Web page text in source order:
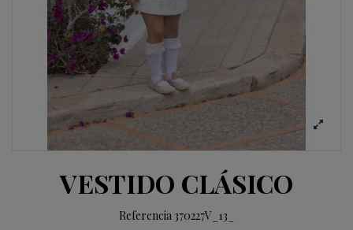
VESTIDO CLÁSICO
Referencia370227V_13_